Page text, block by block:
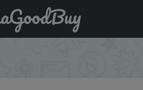
540 вращающийся